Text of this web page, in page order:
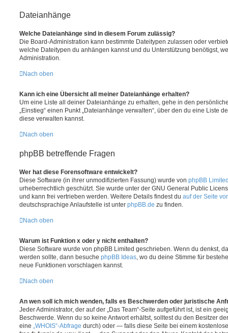
Dateianhänge
Welche Dateianhänge sind in diesem Forum zulässig?
Die Board-Administration kann bestimmte Dateitypen zulassen oder
welche Dateitypen du anhängen kannst und du Unterstützung benötigst,
Administration.
Nach oben
Kann ich eine Übersicht all meiner Dateianhänge erhalten?
Um eine Liste all deiner Dateianhänge zu erhalten, gehe in den
„Einstieg“ einen Punkt „Dateianhänge verwalten“, über den du eine Liste
diese verwalten kannst.
Nach oben
phpBB betreffende Fragen
Wer hat diese Forensoftware entwickelt?
Diese Software (in ihrer unmodifizierten Fassung) wurde von phpBB
urheberrechtlich geschützt. Sie wurde unter der GNU General Public
und kann frei vertrieben werden. Weitere Details findest du auf der Seite
deutschsprachige Anlaufstelle ist unter phpBB.de zu finden.
Nach oben
Warum ist Funktion x oder y nicht enthalten?
Diese Software wurde von phpBB Limited geschrieben. Wenn du denkst,
werden sollte, dann besuche phpBB Ideas , wo du deine Stimme für
neue Funktionen vorschlagen kannst.
Nach oben
An wen soll ich mich wenden, falls es Beschwerden oder juristische
Jeder Administrator, der auf der „Das Team“-Seite aufgeführt ist, ist ein
Beschwerde. Wenn du so keine Antwort erhältst, solltest du den Besitzer
eine „WHOIS“-Abfrage durch) oder — falls diese Seite bei einem